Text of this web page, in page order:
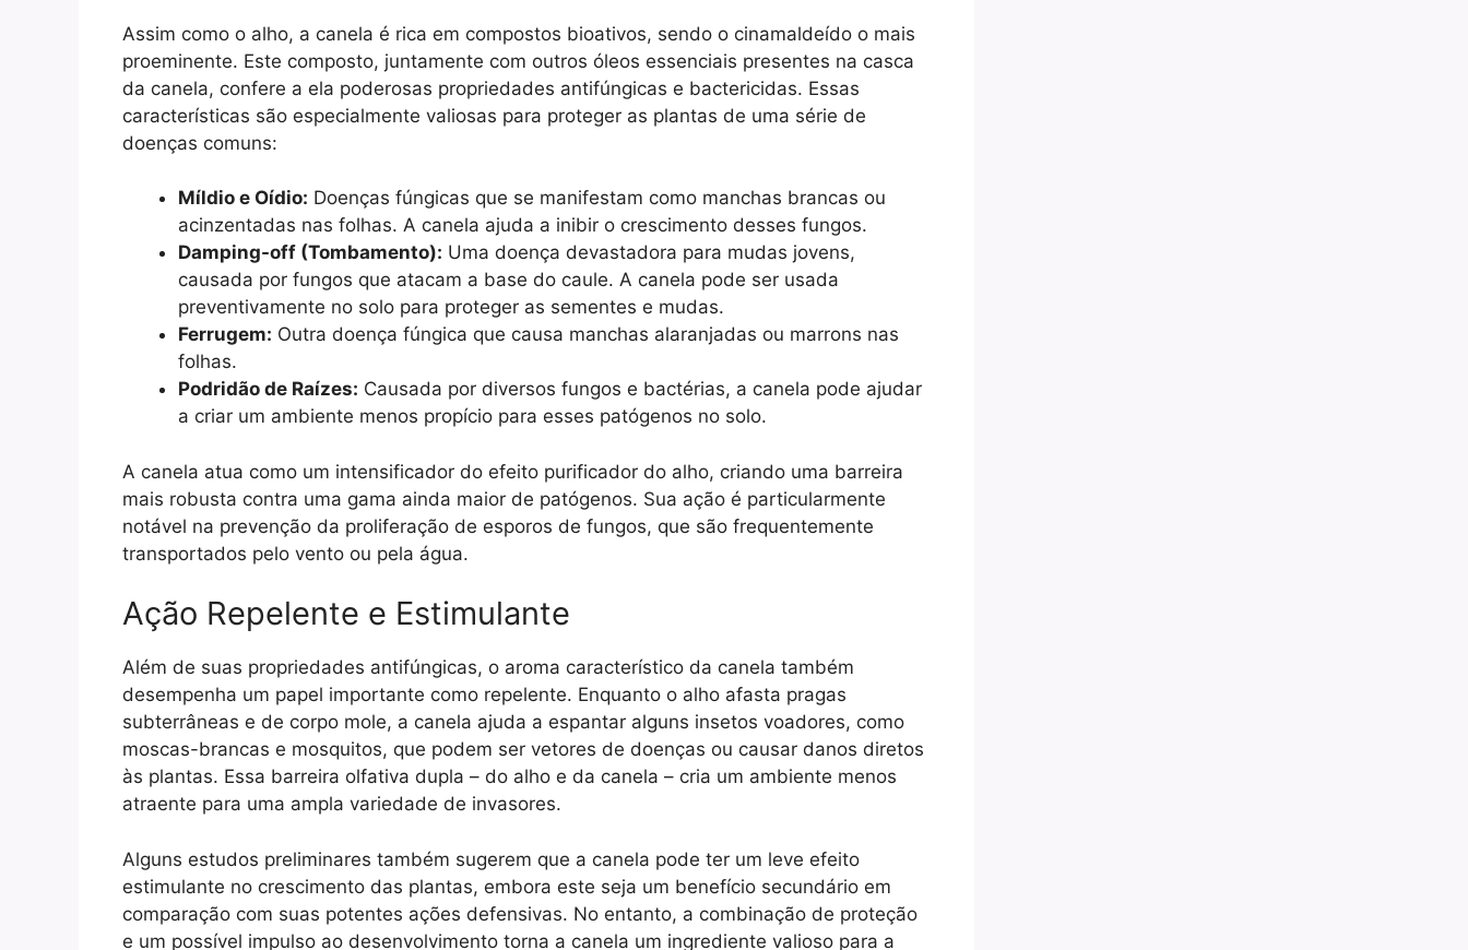
Assim como o alho, a canela é rica em compostos bioativos, sendo o cinamaldeído o mais
proeminente. Este composto, juntamente com outros óleos essenciais presentes na casca
da canela, confere a ela poderosas propriedades antifúngicas e bactericidas. Essas
características são especialmente valiosas para proteger as plantas de uma série de
doenças comuns:
Míldio e Oídio: Doenças fúngicas que se manifestam como manchas brancas ou
acinzentadas nas folhas. A canela ajuda a inibir o crescimento desses fungos.
Damping-off (Tombamento): Uma doença devastadora para mudas jovens,
causada por fungos que atacam a base do caule. A canela pode ser usada
preventivamente no solo para proteger as sementes e mudas.
Ferrugem: Outra doença fúngica que causa manchas alaranjadas ou marrons nas
folhas.
Podridão de Raízes: Causada por diversos fungos e bactérias, a canela pode ajudar
a criar um ambiente menos propício para esses patógenos no solo.
A canela atua como um intensificador do efeito purificador do alho, criando uma barreira
mais robusta contra uma gama ainda maior de patógenos. Sua ação é particularmente
notável na prevenção da proliferação de esporos de fungos, que são frequentemente
transportados pelo vento ou pela água.
Ação Repelente e Estimulante
Além de suas propriedades antifúngicas, o aroma característico da canela também
desempenha um papel importante como repelente. Enquanto o alho afasta pragas
subterrâneas e de corpo mole, a canela ajuda a espantar alguns insetos voadores, como
moscas-brancas e mosquitos, que podem ser vetores de doenças ou causar danos diretos
às plantas. Essa barreira olfativa dupla – do alho e da canela – cria um ambiente menos
atraente para uma ampla variedade de invasores.
Alguns estudos preliminares também sugerem que a canela pode ter um leve efeito
estimulante no crescimento das plantas, embora este seja um benefício secundário em
comparação com suas potentes ações defensivas. No entanto, a combinação de proteção
e um possível impulso ao desenvolvimento torna a canela um ingrediente valioso para a